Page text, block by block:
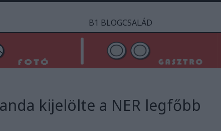
B1 BLOGCSALÁD
kijelölte a NER legfőbb